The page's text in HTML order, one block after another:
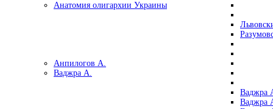
Анатомия олигархии Украины
Анпилогов А.
Ваджра А.
Ваджра
Ваджра